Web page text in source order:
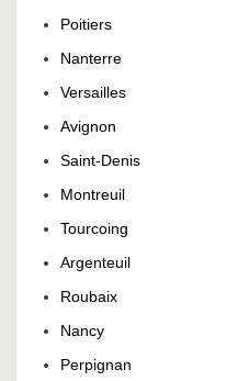
Poitiers
Nanterre
Versailles
Avignon
Saint-Denis
Montreuil
Tourcoing
Argenteuil
Roubaix
Nancy
Perpignan